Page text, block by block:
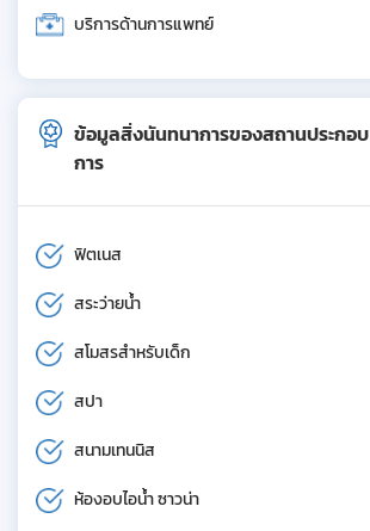
บริการด้านการแพทย์
ข้อมูลสิ่งนันทนาการของสถานประกอบ
การ
ฟิตเนส
สระว่ายน้ำ
สโมสรสำหรับเด็ก
สปา
สนามเทนนิส
ห้องอบไอน้ำ ซาวน่า